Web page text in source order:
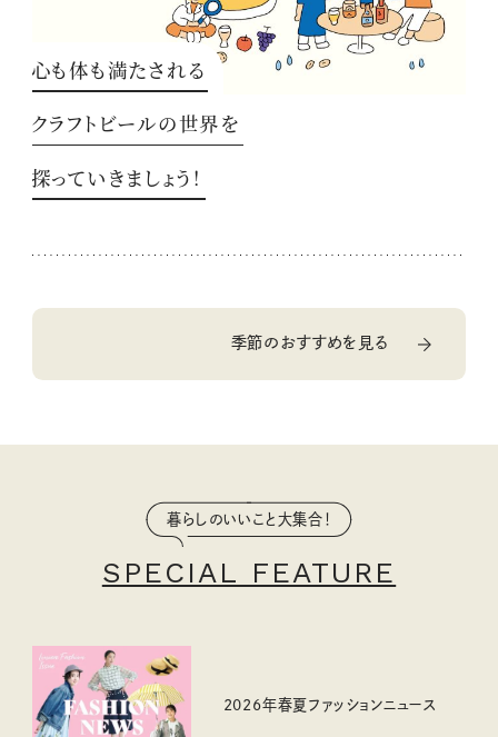
心も体も満たされる
クラフトビールの世界を
探っていきましょう！
季節のおすすめを見る
暮らしのいいこと大集合！
SPECIAL FEATURE
2026年春夏ファッションニュース